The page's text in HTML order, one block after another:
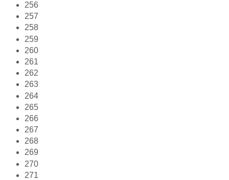
256
257
258
259
260
261
262
263
264
265
266
267
268
269
270
271